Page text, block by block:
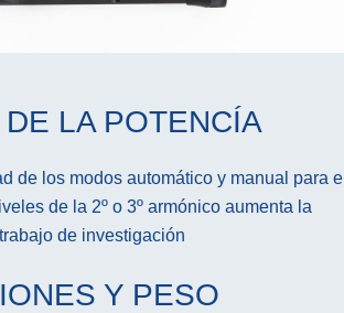
LA POTENCÍA
de los modos automático y manual para el
de la 2º o 3º armónico aumenta la
de investigación
Y PESO